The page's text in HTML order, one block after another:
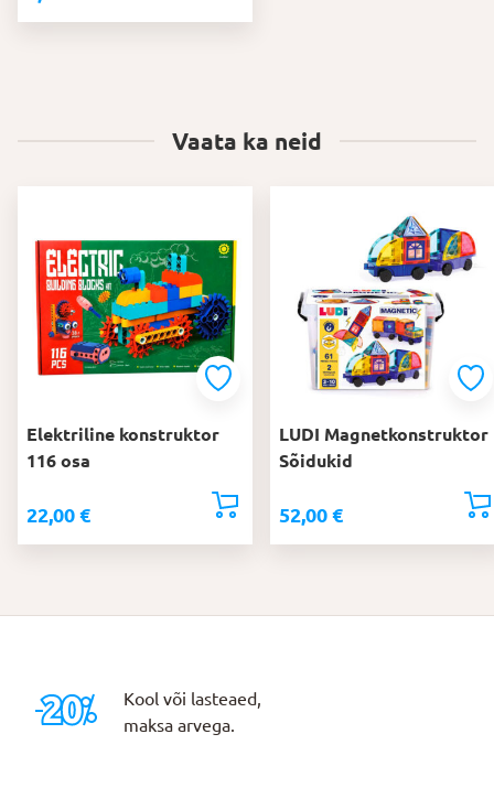
Vaata ka neid
Elektriline konstruktor
116 osa
22,00 €
LUDI Magnetkonstruktor
Sõidukid
52,00 €
Kool või lasteaed,
maksa arvega.